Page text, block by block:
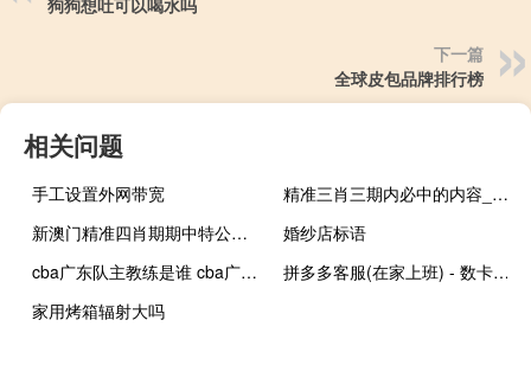
下一篇
全球皮包品牌排行榜
相关问题
手工设置外网带宽
精准三肖三期内必中的内容_百度人工智能_安卓版636.64.1259
新澳门精准四肖期期中特公开yy666888__完善精选解释落实-2446.ISO.589
婚纱店标语
cba广东队主教练是谁 cba广东队球员名单
拼多多客服(在家上班) - 数卡权益商城货源
家用烤箱辐射大吗